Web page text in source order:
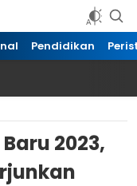
Pendidikan
2023,